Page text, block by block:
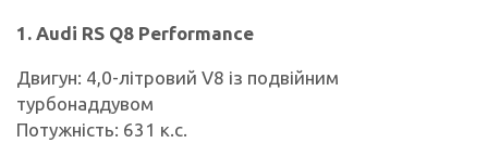
1. Audi RS Q8 Performance
Двигун: 4,0-літровий V8 із подвійним
турбонаддувом
Потужність: 631 к.с.